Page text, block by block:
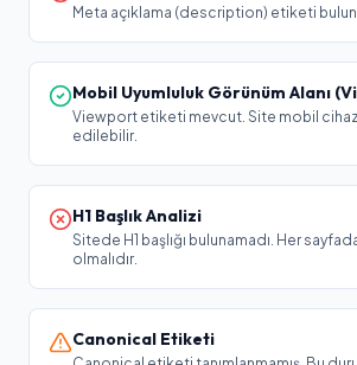
Meta açıklama (description) etiketi
Mobil Uyumluluk Görünüm Alanı
Viewport etiketi mevcut. Site mobil
edilebilir.
H1 Başlık Analizi
Sitede H1 başlığı bulunamadı. Her
olmalıdır.
Canonical Etiketi